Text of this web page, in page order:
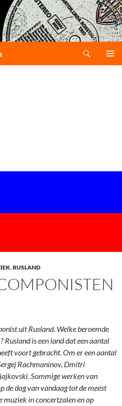
,RUSLAND
uit Rusland. Welke beroemde
Rusland is een land dat een aantal
voort gebracht. Om er een aantal
Rachmaninov, Dmitri
Sommige werken van
de dag van vandaag tot de meest
muziek in concertzalen en op